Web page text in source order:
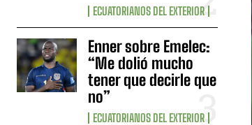
ECUATORIANOS DEL EXTERIOR
Enner sobre Emelec:
“Me dolió mucho
tener que decirle que
no”
ECUATORIANOS DEL EXTERIOR